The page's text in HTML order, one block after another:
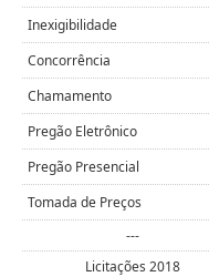
Inexigibilidade
Concorrência
Chamamento
Pregão Eletrônico
Pregão Presencial
Tomada de Preços
---
Licitações 2018